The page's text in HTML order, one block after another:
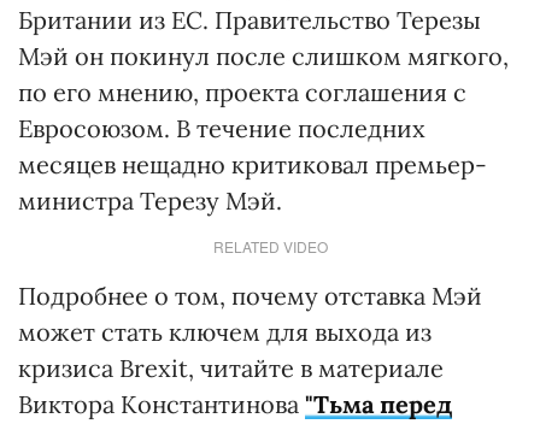
Британии из ЕС. Правительство Терезы
Мэй он покинул после слишком мягкого,
по его мнению, проекта соглашения с
Евросоюзом. В течение последних
месяцев нещадно критиковал премьер-
министра Терезу Мэй.
RELATED VIDEO
Подробнее о том, почему отставка Мэй
может стать ключем для выхода из
кризиса Brexit, читайте в материале
Виктора Константинова "Тьма перед